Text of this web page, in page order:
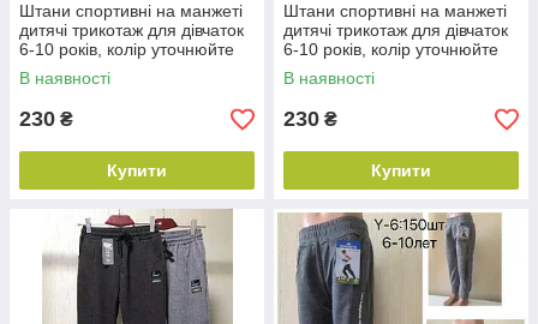
від2років, а також моделі унісекс. Зручний
каталог, полегшує вибір виробів. Доставка
можлива по всій Україні в найкоротші терміни.
Перейти до асортименту
Переваги спортивних штанів для
дітей
Штани спортивні на манжеті
дитячі трикотаж для дівчаток
6-10 років, колір уточнюйте
під час замовлення
В наявності
230 ₴
Купити
Штани спортивні на манжеті
дитячі трикотаж для дівчаток
6-10 років, колір уточнюйте
під час замовлення
В наявності
230 ₴
Купити